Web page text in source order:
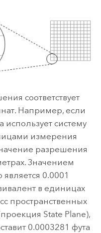
соответствует
Например, если
использует систему
измерения
разрешения
Значением
0.0001
в единицах
пространственных
State Plane),
0.0003281 фута